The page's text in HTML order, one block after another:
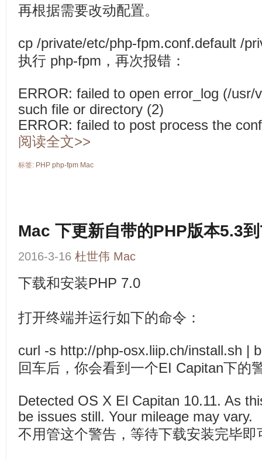
再根据需要改动配置。
cp /private/etc/php-fpm.conf.default /
执行 php-fpm，再次报错：
ERROR: failed to open error_log (/usr/
such file or directory (2)
ERROR: failed to post process the
阅读全文>>
标签: PHP php-fpm Mac
Mac 下更新自带的PHP版本5.3
2016-3-16 杜世伟 Mac
下载和安装PHP 7.0
打开终端并运行如下的命令：
curl -s http://php-osx.liip.ch/install.sh |
回车后，你会看到一个EI Capitan下的
Detected OS X El Capitan 10.11. As
be issues still. Your mileage may vary.
不用管这个警告，等待下载安装完毕即